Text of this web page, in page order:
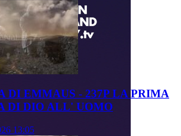
DI EMMAUS - 237P LA PRIMA
DI DIO ALL' UOMO
13:05